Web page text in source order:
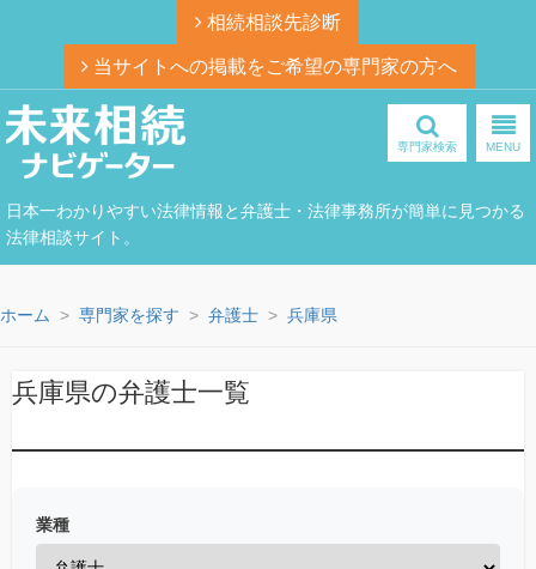
相続相談先診断
当サイトへの掲載をご希望の専門家の方へ
日本一わかりやすい法律情報と弁護士・法律事務所が簡単に見つかる
法律相談サイト。
専門家検索 MENU
ホーム 専門家を探す 弁護士 兵庫県
兵庫県の弁護士一覧
業種